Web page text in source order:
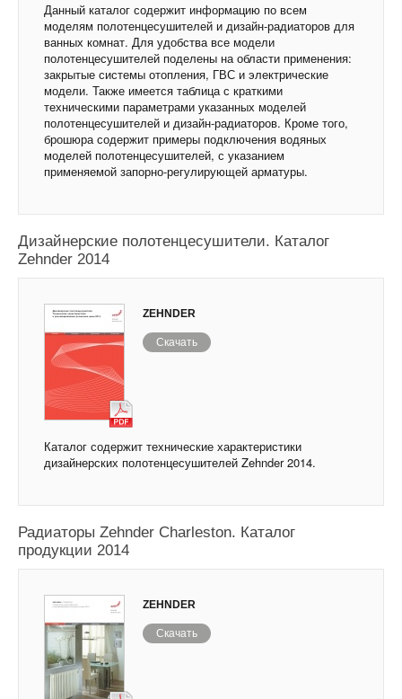
Данный каталог содержит информацию по всем
моделям полотенцесушителей и дизайн-радиаторов для
ванных комнат. Для удобства все модели
полотенцесушителей поделены на области применения:
закрытые системы отопления, ГВС и электрические
модели. Также имеется таблица с краткими
техническими параметрами указанных моделей
полотенцесушителей и дизайн-радиаторов. Кроме того,
брошюра содержит примеры подключения водяных
моделей полотенцесушителей, с указанием
применяемой запорно-регулирующей арматуры.
Дизайнерские полотенцесушители. Каталог
Zehnder 2014
ZEHNDER
Скачать
Каталог содержит технические характеристики
дизайнерских полотенцесушителей Zehnder 2014.
Радиаторы Zehnder Charleston. Каталог
продукции 2014
ZEHNDER
Скачать